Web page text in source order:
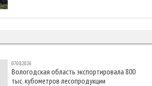
07.08.2026
Вологодская область экспортировала 800
тыс. кубометров лесопродукции